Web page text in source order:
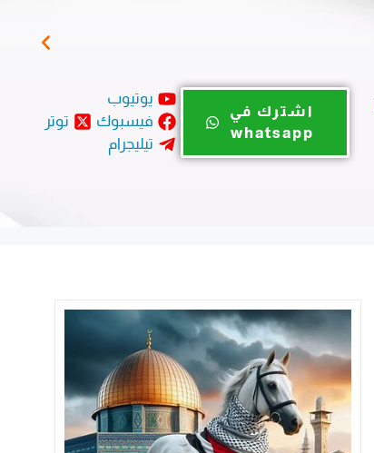
يوتيوب
فيسبوك
توتر
تيليجرام
اشترك في
whatsapp